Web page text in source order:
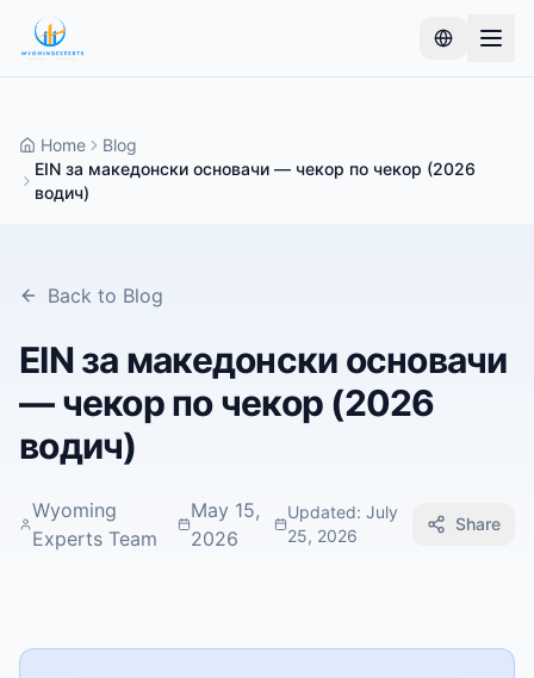
Home
Blog
EIN за македонски основачи — чекор по чекор (2026
водич)
Back to Blog
EIN за македонски основачи
— чекор по чекор (2026
водич)
Wyoming
Experts Team
May 15,
2026
Updated: July
25, 2026
Share